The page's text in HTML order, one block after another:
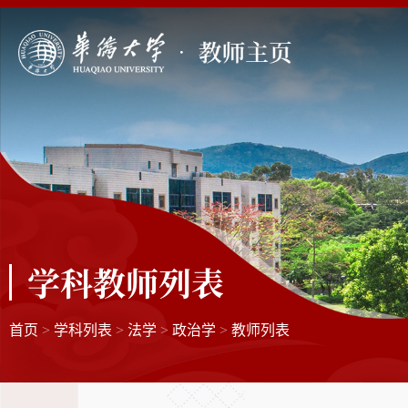
学科教师列表
首页 > 学科列表 > 法学 > 政治学 > 教师列表